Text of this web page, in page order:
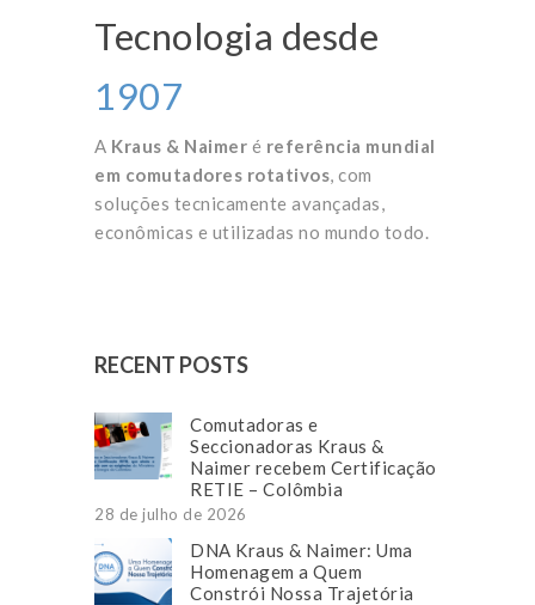
Tecnologia desde
1907
A Kraus & Naimer é referência mundial
em comutadores rotativos, com
soluções tecnicamente avançadas,
econômicas e utilizadas no mundo todo.
RECENT POSTS
Comutadoras e
Seccionadoras Kraus &
Naimer recebem Certificação
RETIE – Colômbia
28 de julho de 2026
DNA Kraus & Naimer: Uma
Homenagem a Quem
Constrói Nossa Trajetória